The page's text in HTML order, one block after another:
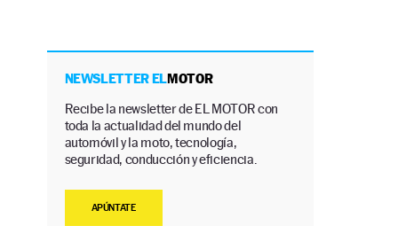
NEWSLETTER ELMOTOR
Recibe la newsletter de EL MOTOR con
toda la actualidad del mundo del
automóvil y la moto, tecnología,
seguridad, conducción y eficiencia.
APÚNTATE